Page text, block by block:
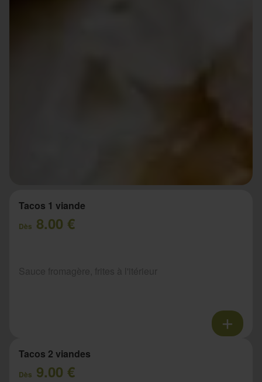
Tacos 1 viande
Dès 8.00 €
Tacos 2 viandes
Dès 9.00 €